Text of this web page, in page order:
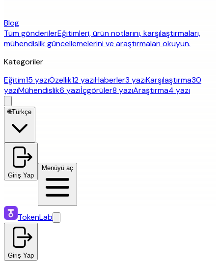
Blog
Tüm gönderilerEğitimleri, ürün notlarını, karşılaştırmaları,
mühendislik güncellemelerini ve araştırmaları okuyun.
Kategoriler
Eğitim15 yazıÖzellik12 yazıHaberler3 yazıKarşılaştırma30
yazıMühendislik6 yazıİçgörüler8 yazıAraştırma4 yazı
🌐Türkçe
Giriş Yap
Menüyü aç
TokenLab
Giriş Yap